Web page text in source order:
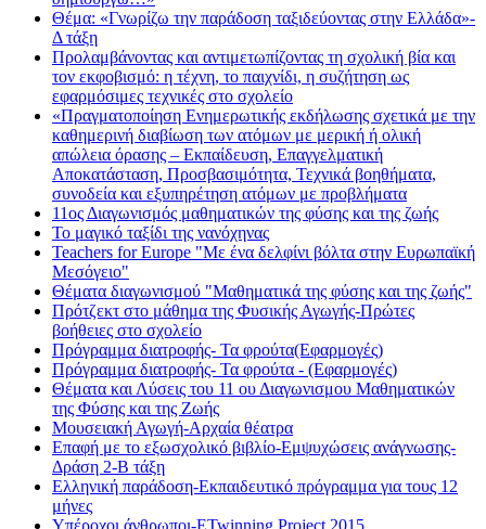
Θέμα: «Γνωρίζω την παράδοση ταξιδεύοντας στην Ελλάδα»-
Δ τάξη
Προλαμβάνοντας και αντιμετωπίζοντας τη σχολική βία και
τον εκφοβισμό: η τέχνη, το παιχνίδι, η συζήτηση ως
εφαρμόσιμες τεχνικές στο σχολείο
«Πραγματοποίηση Ενημερωτικής εκδήλωσης σχετικά με την
καθημερινή διαβίωση των ατόμων με μερική ή ολική
απώλεια όρασης – Εκπαίδευση, Επαγγελματική
Αποκατάσταση, Προσβασιμότητα, Τεχνικά βοηθήματα,
συνοδεία και εξυπηρέτηση ατόμων με προβλήματα
11ος Διαγωνισμός μαθηματικών της φύσης και της ζωής
Το μαγικό ταξίδι της νανόχηνας
Teachers for Europe "Με ένα δελφίνι βόλτα στην Ευρωπαϊκή
Μεσόγειο"
Θέματα διαγωνισμού "Μαθηματικά της φύσης και της ζωής"
Πρότζεκτ στο μάθημα της Φυσικής Αγωγής-Πρώτες
βοήθειες στο σχολείο
Πρόγραμμα διατροφής- Τα φρούτα(Εφαρμογές)
Πρόγραμμα διατροφής- Τα φρούτα - (Εφαρμογές)
Θέματα και Λύσεις του 11 ου Διαγωνισμου Μαθηματικών
της Φύσης και της Ζωής
Μουσειακή Αγωγή-Αρχαία θέατρα
Επαφή με το εξωσχολικό βιβλίο-Εμψυχώσεις ανάγνωσης-
Δράση 2-Β τάξη
Ελληνική παράδοση-Εκπαιδευτικό πρόγραμμα για τους 12
μήνες
Υπέροχοι άνθρωποι-ETwinning Project 2015